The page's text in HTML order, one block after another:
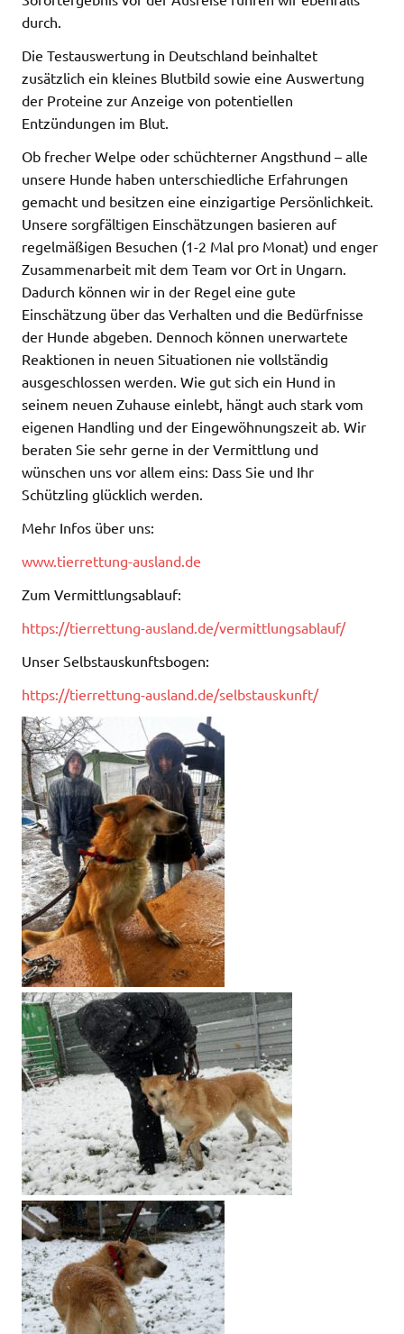
durch.
Die Testauswertung in Deutschland beinhaltet
zusätzlich ein kleines Blutbild sowie eine Auswertung
der Proteine zur Anzeige von potentiellen
Entzündungen im Blut.
Ob frecher Welpe oder schüchterner Angsthund – alle
unsere Hunde haben unterschiedliche Erfahrungen
gemacht und besitzen eine einzigartige Persönlichkeit.
Unsere sorgfältigen Einschätzungen basieren auf
regelmäßigen Besuchen (1-2 Mal pro Monat) und enger
Zusammenarbeit mit dem Team vor Ort in Ungarn.
Dadurch können wir in der Regel eine gute
Einschätzung über das Verhalten und die Bedürfnisse
der Hunde abgeben. Dennoch können unerwartete
Reaktionen in neuen Situationen nie vollständig
ausgeschlossen werden. Wie gut sich ein Hund in
seinem neuen Zuhause einlebt, hängt auch stark vom
eigenen Handling und der Eingewöhnungszeit ab. Wir
beraten Sie sehr gerne in der Vermittlung und
wünschen uns vor allem eins: Dass Sie und Ihr
Schützling glücklich werden.
Mehr Infos über uns:
www.tierrettung-ausland.de
Zum Vermittlungsablauf:
https://tierrettung-ausland.de/vermittlungsablauf/
Unser Selbstauskunftsbogen:
https://tierrettung-ausland.de/selbstauskunft/